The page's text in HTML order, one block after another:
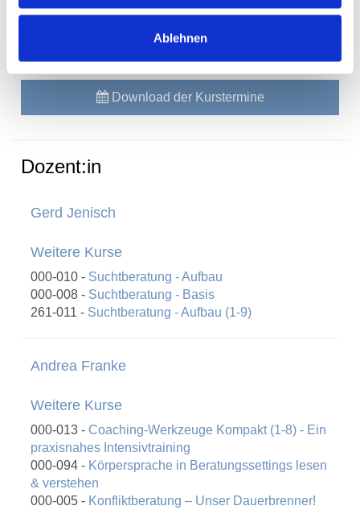
Ablehnen
Uhrzeit
15:00 - 18:00 Uhr
Wendenstr. 493, 20537 Hamburg
Download der Kurstermine
Dozent:in
Gerd Jenisch
Weitere Kurse
000-010 - Suchtberatung - Aufbau
000-008 - Suchtberatung - Basis
261-011 - Suchtberatung - Aufbau (1-9)
Andrea Franke
Weitere Kurse
000-013 - Coaching-Werkzeuge Kompakt (1-8) - Ein
praxisnahes Intensivtraining
000-094 - Körpersprache in Beratungssettings lesen
& verstehen
000-005 - Konfliktberatung – Unser Dauerbrenner!